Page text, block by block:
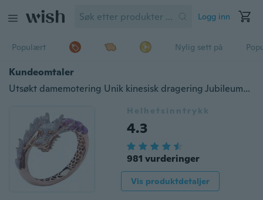
Logg inn
Populært Nylig sett på
Kundeomtaler
Utsøkt damemotering Unik kinesisk dragering Jubileumsgave Forlovelsesfest Bryllupssmykker Ringstørrelse 5-11
Helhetsinntrykk
4.3
981 vurderinger
Vis produktdetaljer